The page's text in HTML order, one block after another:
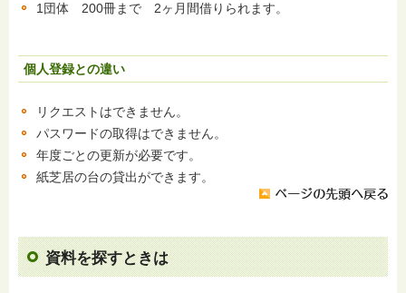
1団体 200冊まで 2ヶ月間借りられます。
個人登録との違い
リクエストはできません。
パスワードの取得はできません。
年度ごとの更新が必要です。
紙芝居の台の貸出ができます。
資料を探すときは